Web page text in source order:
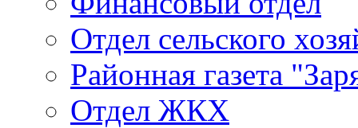
Отдел сельского
Районная газета
Отдел ЖКХ